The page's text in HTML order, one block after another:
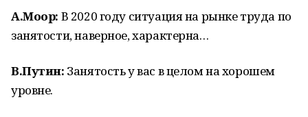
А.Моор: В 2020 году ситуация на рынке труда по
занятости, наверное, характерна…
В.Путин: Занятость у вас в целом на хорошем
уровне.